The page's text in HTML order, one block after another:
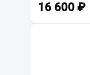
16 600 ₽